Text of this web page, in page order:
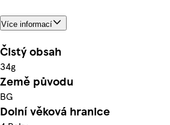
Více informací
Čistý obsah
34g
Země původu
BG
Dolní věková hranice